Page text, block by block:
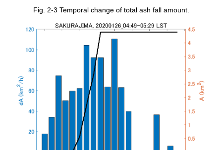
Fig. 2-3 Temporal change of total ash fall amount.